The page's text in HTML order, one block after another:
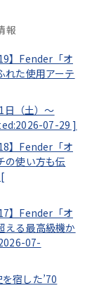
報
】Fender「オ
れた使用アーテ
日（土）～
07-29 ]
】Fender「オ
の使い方も伝
】Fender「オ
える最高級機か
07-
宿した’70